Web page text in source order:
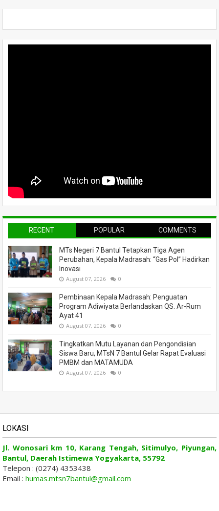
RECENT POPULAR COMMENTS
MTs Negeri 7 Bantul Tetapkan Tiga Agen
Perubahan, Kepala Madrasah: “Gas Pol” Hadirkan
Inovasi
August 07, 2026 0
Pembinaan Kepala Madrasah: Penguatan
Program Adiwiyata Berlandaskan QS. Ar-Rum
Ayat 41
August 07, 2026 0
Tingkatkan Mutu Layanan dan Pengondisian
Siswa Baru, MTsN 7 Bantul Gelar Rapat Evaluasi
PMBM dan MATAMUDA
August 07, 2026 0
LOKASI
Jl. Wonosari km 10, Karang Tengah, Sitimulyo, Piyungan,
Bantul, Daerah Istimewa Yogyakarta, 55792
Telepon : (0274) 4353438
Email : humas.mtsn7bantul@gmail.com